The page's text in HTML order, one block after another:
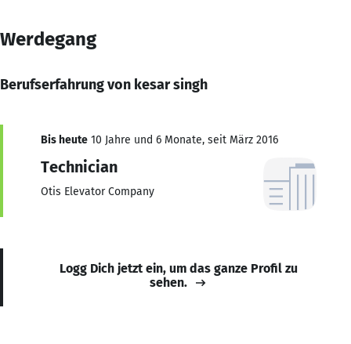
Werdegang
Berufserfahrung von kesar singh
Bis heute 10 Jahre und 6 Monate, seit März 2016
Technician
Otis Elevator Company
Logg Dich jetzt ein, um das ganze Profil zu
sehen.